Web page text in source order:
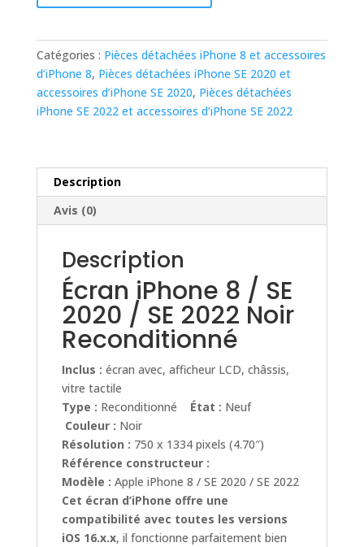
8
/
SE
2020
Noir
Reconditionné
Catégories : Pièces détachées iPhone 8 et accessoires
d’iPhone 8, Pièces détachées iPhone SE 2020 et
accessoires d’iPhone SE 2020, Pièces détachées
iPhone SE 2022 et accessoires d’iPhone SE 2022
Description
Avis (0)
Description
Écran iPhone 8 / SE
2020 / SE 2022 Noir
Reconditionné
Inclus : écran avec, afficheur LCD, châssis,
vitre tactile
Type : Reconditionné État : Neuf
Couleur : Noir
Résolution : 750 x 1334 pixels (4.70″)
Référence constructeur :
Modèle : Apple iPhone 8 / SE 2020 / SE 2022
Cet écran d’iPhone offre une
compatibilité avec toutes les versions
iOS 16.x.x, il fonctionne parfaitement bien